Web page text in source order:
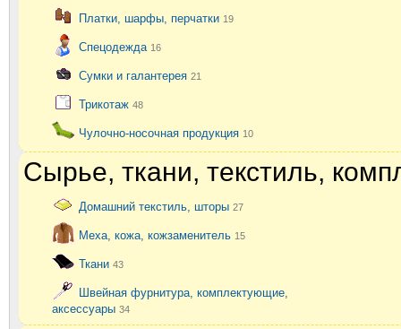
Платки, шарфы, перчатки 19
Спецодежда 16
Сумки и галантерея 21
Трикотаж 48
Чулочно-носочная продукция 10
Сырье, ткани, текстиль,
Домашний текстиль, шторы 27
Меха, кожа, кожзаменитель 15
Ткани 43
Швейная фурнитура, комплектующие,
аксессуары 34